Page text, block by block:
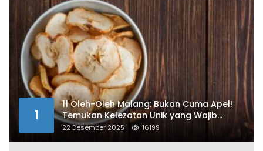
1
11 Oleh-Oleh Malang: Bukan Cuma Apel!
Temukan Kelezatan Unik yang Wajib
Dibawa
22 Desember 2025 16199